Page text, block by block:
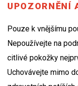
UPOZORNĚNÍ
Pouze k vnějšímu
Nepoužívejte na
citlivé pokožky
Uchovávejte mimo